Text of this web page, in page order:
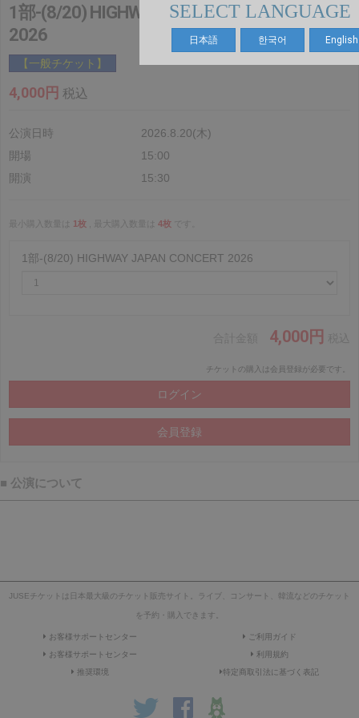
SELECT LANGUAGE
日本語 한국어 English
1部-(8/20) HIGHWAY JAPAN CONCERT
2026
【一般チケット】
4,000円 税込
公演日時
2026.8.20(木)
開場
15:00
開演
15:30
最小購入数量は 1枚 , 最大購入数量は 4枚
1部-(8/20) HIGHWAY JAPAN CONCERT 2026
4,000円
チケットの購入は会員登録が必要です。
■ 公演について
JUSEチケットは日本最大級のチケット販売サイト。ライブ、コンサート、韓流などのチケット
を予約・購入できます。
お客様サポートセンター
ご利用ガイド
お客様サポートセンター
利用規約
推奨環境
特定商取引法に基づく表記